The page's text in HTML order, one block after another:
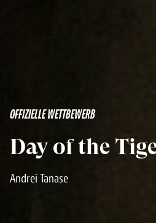
OFFIZIELLE WETTBEWERB
Day of the
Andrei Tanase